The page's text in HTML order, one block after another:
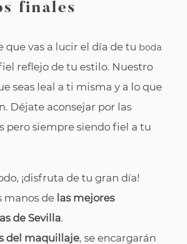
finales
que vas a lucir el día de tu boda
reflejo de tu estilo. Nuestro
seas leal a ti misma y a lo que
Déjate aconsejar por las
pero siempre siendo fiel a tu
¡disfruta de tu gran día!
manos de las mejores
de Sevilla.
del maquillaje, se encargarán